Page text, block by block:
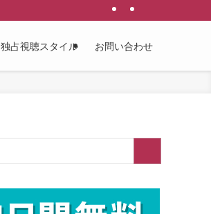
独占視聴スタイル お問い合わせ